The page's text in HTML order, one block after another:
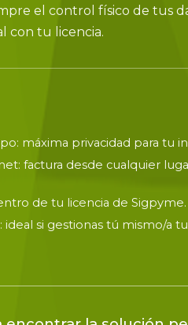
el control físico de tus
con tu licencia.
máxima privacidad para tu
factura desde cualquier
de tu licencia de Sigpyme.
ideal si gestionas tú mismo/a